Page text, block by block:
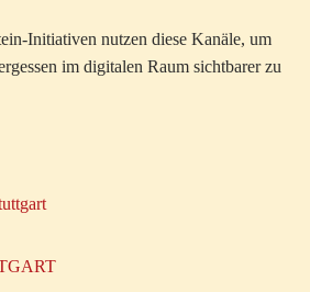
Initiativen nutzen diese Kanäle, um
im digitalen Raum sichtbarer zu